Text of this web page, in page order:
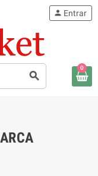
search
person Entrar
0